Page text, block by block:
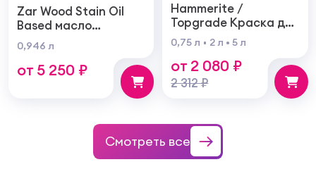
Zar Wood Stain Oil
Based масло
тонирующая по
дереву
0,946 л
от 5 250 ₽
Hammerite /
Topgrade Краска для
металла с
молотковым
эффектом
0,75 л 2 л 5 л
от 2 080 ₽
2 312 ₽
Смотреть все